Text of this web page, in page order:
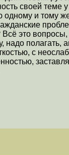
своей теме
одному и тому
Всё это
надо полагать,
с